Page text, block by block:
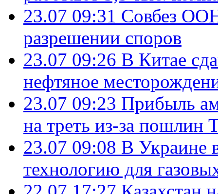
23.07 09:31 Совбез
разрешении споров
23.07 09:26 В Китае
нефтяное
23.07 09:23 Прибыль
на треть из-за пошлин
23.07 09:08 В Украине
технологию для